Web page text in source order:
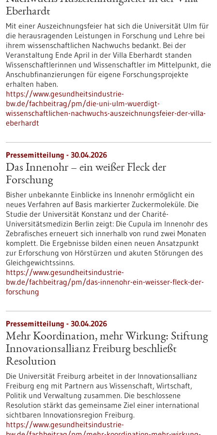
Eberhardt
Mit einer Auszeichnungsfeier hat sich die Universität Ulm für
die herausragenden Leistungen in Forschung und Lehre bei
ihrem wissenschaftlichen Nachwuchs bedankt. Bei der
Veranstaltung Ende April in der Villa Eberhardt standen
Wissenschaftlerinnen und Wissenschaftler im Mittelpunkt, die
Anschubfinanzierungen für eigene Forschungsprojekte
erhalten haben.
https://www.gesundheitsindustrie-
bw.de/fachbeitrag/pm/die-uni-ulm-wuerdigt-
wissenschaftlichen-nachwuchs-auszeichnungsfeier-der-villa-
eberhardt
Pressemitteilung - 30.04.2026
Das Innenohr – ein weißer Fleck der
Forschung
Bisher unbekannte Einblicke ins Innenohr ermöglicht ein
neues Verfahren auf Basis markierter Zuckermoleküle. Die
Studie der Universität Konstanz und der Charité-
Universitätsmedizin Berlin zeigt: Die Cupula im Innenohr des
Zebrafisches erneuert sich innerhalb von rund zwei Monaten
komplett. Die Ergebnisse bilden einen neuen Ansatzpunkt
zur Erforschung von Hörstürzen und akuten Störungen des
Gleichgewichtssinns.
https://www.gesundheitsindustrie-
bw.de/fachbeitrag/pm/das-innenohr-ein-weisser-fleck-der-
forschung
Pressemitteilung - 30.04.2026
Mehr Koordination, mehr Wirkung: Stiftung
Innovationsallianz Freiburg beschließt
Resolution
Die Universität Freiburg arbeitet in der Innovationsallianz
Freiburg eng mit Partnern aus Wissenschaft, Wirtschaft,
Politik und Verwaltung zusammen. Die beschlossene
Resolution stärkt das gemeinsame Ziel einer international
sichtbaren Innovationsregion Freiburg.
https://www.gesundheitsindustrie-